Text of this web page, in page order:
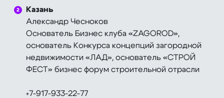
Казань
Александр Чесноков
Основатель Бизнес клуба «ZAGOROD»,
основатель Конкурса концепций загородной
недвижимости «ЛАД», основатель «СТРОЙ
ФЕСТ» бизнес форум строительной отрасли
+7-917-933-22-77